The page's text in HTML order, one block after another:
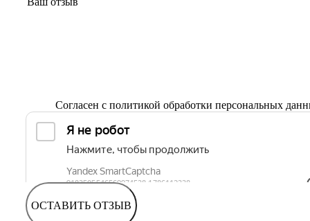
Согласен с политикой обработки персональных
ОСТАВИТЬ ОТЗЫВ